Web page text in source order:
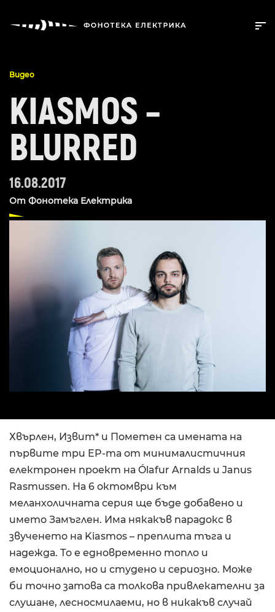
Видео
KIASMOS –
BLURRED
16.08.2017
От Фонотека Електрика
Хвърлен, Извит* и Пометен са имената на
първите три EP-та от минималистичния
електронен проект на Ólafur Arnalds и Janus
Rasmussen. На 6 октомври към
меланхоличната серия ще бъде добавено и
името Замъглен. Има някакъв парадокс в
звученето на Kiasmos – преплита тъга и
надежда. То е едновременно топло и
емоционално, но и студено и сериозно. Може
би точно затова са толкова привлекателни за
слушане, лесносмилаеми, но в никакъв случай